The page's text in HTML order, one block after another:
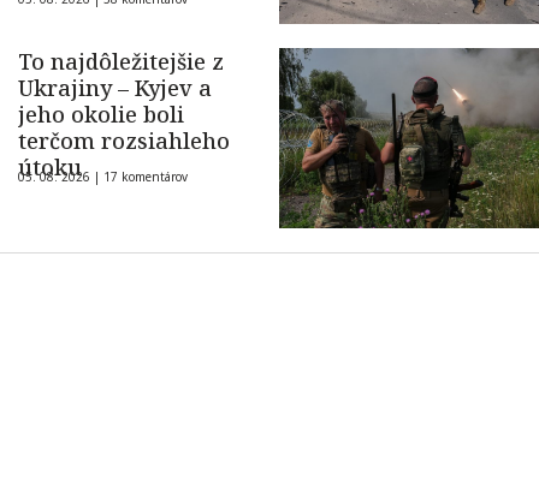
To najdôležitejšie z
Ukrajiny – Kyjev a
jeho okolie boli
terčom rozsiahleho
útoku
05. 08. 2026 | 17 komentárov